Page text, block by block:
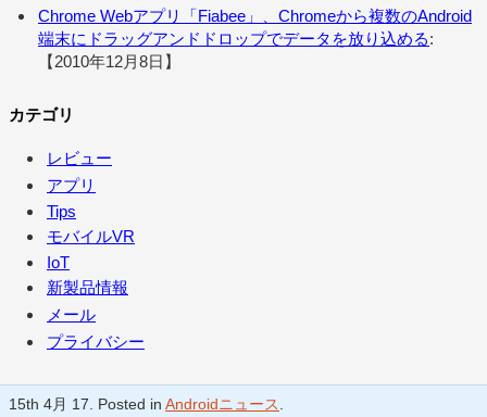
Chrome Webアプリ「Fiabee」、Chromeから複数のAndroid
端末にドラッグアンドドロップでデータを放り込める:
【2010年12月8日】
カテゴリ
レビュー
アプリ
Tips
モバイルVR
IoT
新製品情報
メール
プライバシー
15th 4月 17. Posted in Androidニュース